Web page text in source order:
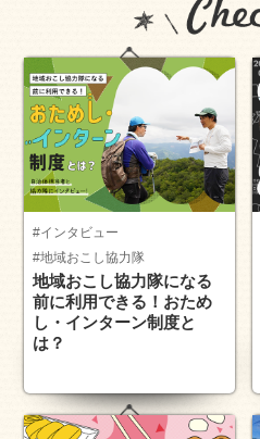
#インタビュー
#地域おこし協力隊
地域おこし協力隊になる
前に利用できる！おため
し・インターン制度と
は？